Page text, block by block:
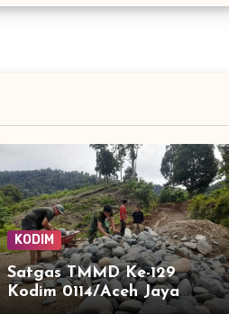
KODIM
Satgas TMMD Ke-129
Kodim 0114/Aceh Jaya